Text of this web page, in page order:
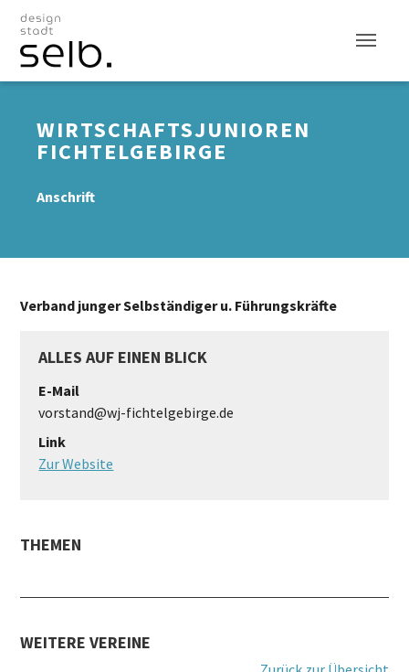
Zum Hauptinhalt
WIRTSCHAFTSJUNIOREN
FICHTELGEBIRGE
Anschrift
Verband junger Selbständiger u. Führungskräfte
ALLES AUF EINEN BLICK
E-Mail
vorstand@wj-fichtelgebirge.de
Link
Zur Website
THEMEN
WEITERE VEREINE